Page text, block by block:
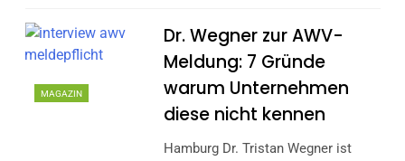
MAGAZIN
Dr. Wegner zur AWV-
Meldung: 7 Gründe
warum Unternehmen
diese nicht kennen
Hamburg Dr. Tristan Wegner ist